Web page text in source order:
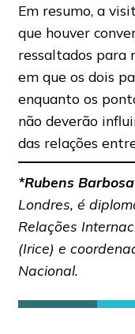
Em resumo, a
que houver
ressaltados para
em que os dois
enquanto os
não deverão
das relações
*Rubens Barbosa
Londres, é
Relações
(Irice) e
Nacional.